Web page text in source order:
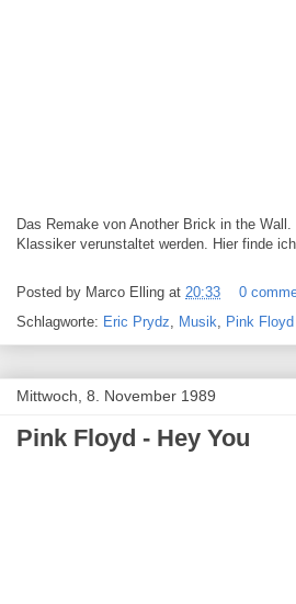
Das Remake von Another Brick in the
Klassiker verunstaltet werden. Hier finde
Posted by Marco Elling at 20:33
0
Schlagworte: Eric Prydz Musik Pink Floyd
Mittwoch, 8. November 1989
Pink Floyd - Hey You